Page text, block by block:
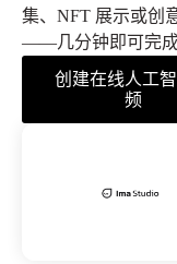
集、NFT 展示或创
——几分钟即可完
创建在线人工
频